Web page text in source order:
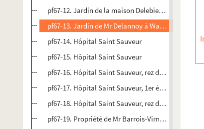
pf67-12. Jardin de la maison Delebieque
pf67-13. Jardin de Mr Delannoy à Wazemmes
pf67-14. Hôpital Saint Sauveur
pf67-15. Hôpital Saint Sauveur
pf67-16. Hôpital Saint Sauveur, rez de chaussée
pf67-17. Hôpital Saint Sauveur, 1er étage
pf67-18. Hôpital Saint Sauveur, rez de chaussée,
pf67-19. Propriété de Mr Barrois-Virnot, situé rue